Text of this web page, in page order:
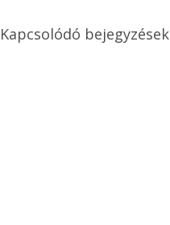
Kapcsolódó bejegyzések